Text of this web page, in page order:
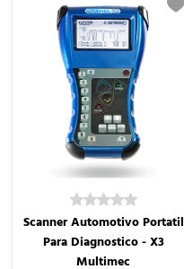
Scanner Automotivo Portatil
Para Diagnostico - X3
Multimec